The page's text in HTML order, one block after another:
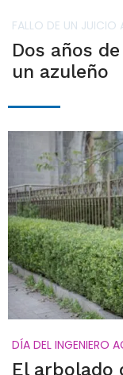
FALLO DE UN JUICIO
Dos años
un azuleño
DÍA DEL INGENIERO
El arbolado